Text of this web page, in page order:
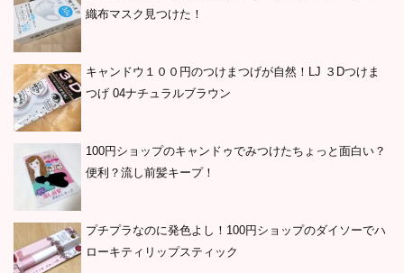
織布マスク見つけた！
キャンドウ１００円のつけまつげが自然！LJ ３Dつけま
つげ 04ナチュラルブラウン
100円ショップのキャンドゥでみつけたちょっと面白い？
便利？流し前髪キープ！
プチプラなのに発色よし！100円ショップのダイソーでハ
ローキティリップスティック